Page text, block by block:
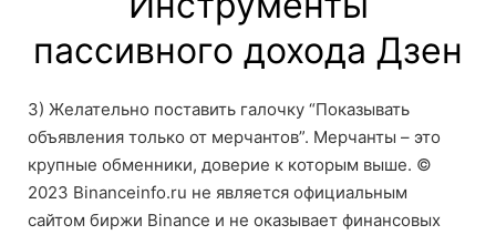
пассивного дохода Дзен
3) Желательно поставить галочку “Показывать
объявления только от мерчантов”. Мерчанты – это
крупные обменники, доверие к которым выше. ©
2023 Binanceinfo.ru не является официальным
сайтом биржи Binance и не оказывает финансовых